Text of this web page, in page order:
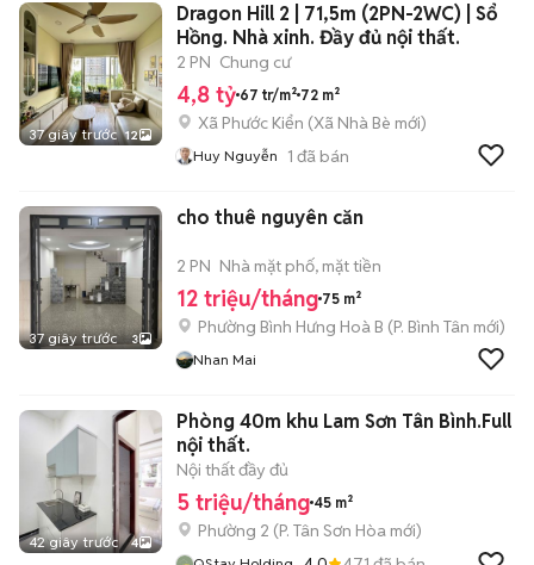
37 giây trước 12
Dragon Hill 2 | 71,5m (2PN-2WC) | Sổ
Hồng. Nhà xinh. Đầy đủ nội thất.
2 PN Chung cư
4,8 tỷ 67 tr/m² 72 m²
Xã Phước Kiển (Xã Nhà Bè mới)
Huy Nguyễn 1 đã bán
37 giây trước 3
cho thuê nguyên căn
2 PN Nhà mặt phố, mặt tiền
12 triệu/tháng 75 m²
Phường Bình Hưng Hoà B (P. Bình Tân mới)
Nhan Mai
42 giây trước 4
Phòng 40m khu Lam Sơn Tân Bình.Full
nội thất.
Nội thất đầy đủ
5 triệu/tháng 45 m²
Phường 2 (P. Tân Sơn Hòa mới)